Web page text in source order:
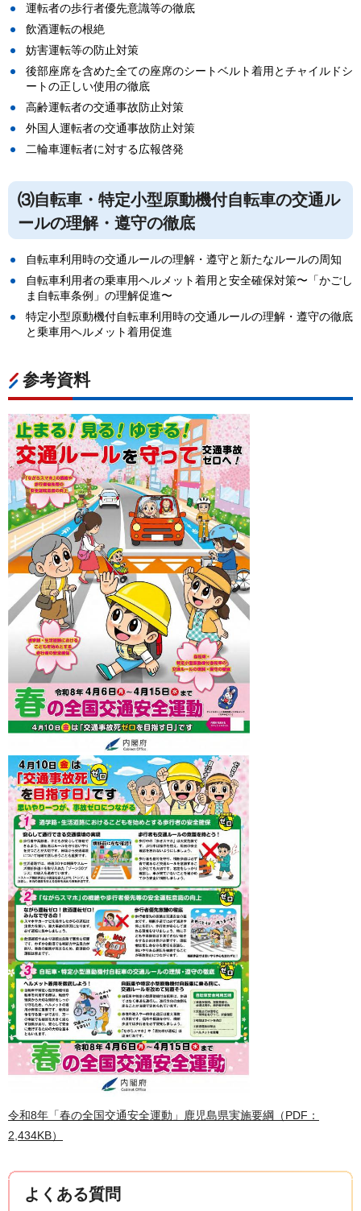
運転者の歩行者優先意識等の徹底
飲酒運転の根絶
妨害運転等の防止対策
後部座席を含めた全ての座席のシートベルト着用とチャイルドシ
ートの正しい使用の徹底
高齢運転者の交通事故防止対策
外国人運転者の交通事故防止対策
二輪車運転者に対する広報啓発
⑶自転車・特定小型原動機付自転車の交通ル
ールの理解・遵守の徹底
自転車利用時の交通ルールの理解・遵守と新たなルールの周知
自転車利用者の乗車用ヘルメット着用と安全確保対策〜「かごし
ま自転車条例」の理解促進〜
特定小型原動機付自転車利用時の交通ルールの理解・遵守の徹底
と乗車用ヘルメット着用促進
参考資料
令和8年「春の全国交通安全運動」鹿児島県実施要綱（PDF：
2,434KB）
よくある質問